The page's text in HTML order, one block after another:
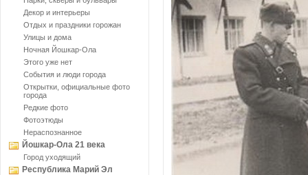
Декор и интерьеры
Отдых и праздники горожан
Улицы и дома
Ночная Йошкар-Ола
Этого уже нет
События и люди города
Открытки, официальные фото
города
Редкие фото
Фотоэтюды
Нераспознанное
Йошкар-Ола 21 века
Город уходящий
Республика Марий Эл